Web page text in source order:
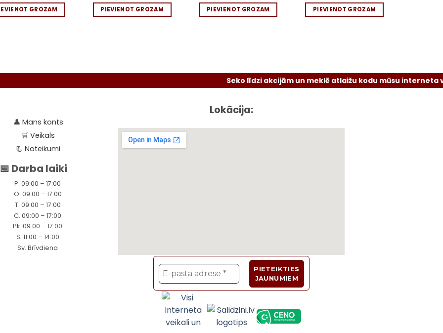
GROZAM PIEVIENOT GROZAM PIEVIENOT GROZAM PIEVIENOT GROZAM
Seko līdzi akcijām un meklē atlaižu kodu mūsu interneta vietnē
👤 Mans konts
🛒Veikals
📃Noteikumi
📅 Darba laiki
P. 09:00 – 17:00
O. 09:00 – 17:00
T. 09:00 – 17:00
C. 09:00 – 17:00
Pk. 09:00 – 17:00
S. 11:00 – 14:00
Sv. Brīvdiena
Lokācija: